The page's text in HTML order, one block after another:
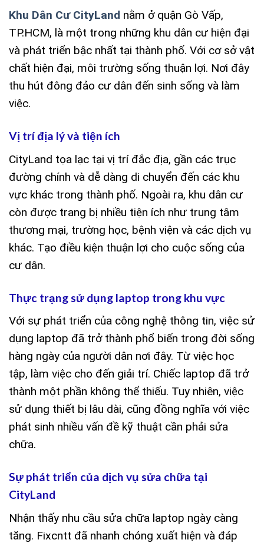
Khu Dân Cư CityLand nằm ở quận Gò Vấp,
TP.HCM, là một trong những khu dân cư hiện đại
và phát triển bậc nhất tại thành phố. Với cơ sở vật
chất hiện đại, môi trường sống thuận lợi. Nơi đây
thu hút đông đảo cư dân đến sinh sống và làm
việc.
Vị trí địa lý và tiện ích
CityLand tọa lạc tại vị trí đắc địa, gần các trục
đường chính và dễ dàng di chuyển đến các khu
vực khác trong thành phố. Ngoài ra, khu dân cư
còn được trang bị nhiều tiện ích như trung tâm
thương mại, trường học, bệnh viện và các dịch vụ
khác. Tạo điều kiện thuận lợi cho cuộc sống của
cư dân.
Thực trạng sử dụng laptop trong khu vực
Với sự phát triển của công nghệ thông tin, việc sử
dụng laptop đã trở thành phổ biến trong đời sống
hàng ngày của người dân nơi đây. Từ việc học
tập, làm việc cho đến giải trí. Chiếc laptop đã trở
thành một phần không thể thiếu. Tuy nhiên, việc
sử dụng thiết bị lâu dài, cũng đồng nghĩa với việc
phát sinh nhiều vấn đề kỹ thuật cần phải sửa
chữa.
Sự phát triển của dịch vụ sửa chữa tại
CityLand
Nhận thấy nhu cầu sửa chữa laptop ngày càng
tăng. Fixcntt đã nhanh chóng xuất hiện và đáp